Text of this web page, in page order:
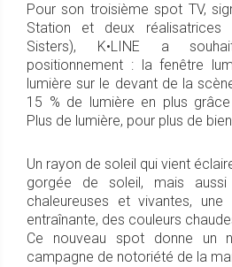
Pour son troisième spot TV,
Station et deux réalisatrices
Sisters), K•LINE a
positionnement : la fenêtre
lumière sur le devant de la
15 % de lumière en plus grâce
Plus de lumière, pour plus de
Un rayon de soleil qui vient
gorgée de soleil, mais
chaleureuses et vivantes,
entraînante, des couleurs
Ce nouveau spot donne un
campagne de notoriété de la